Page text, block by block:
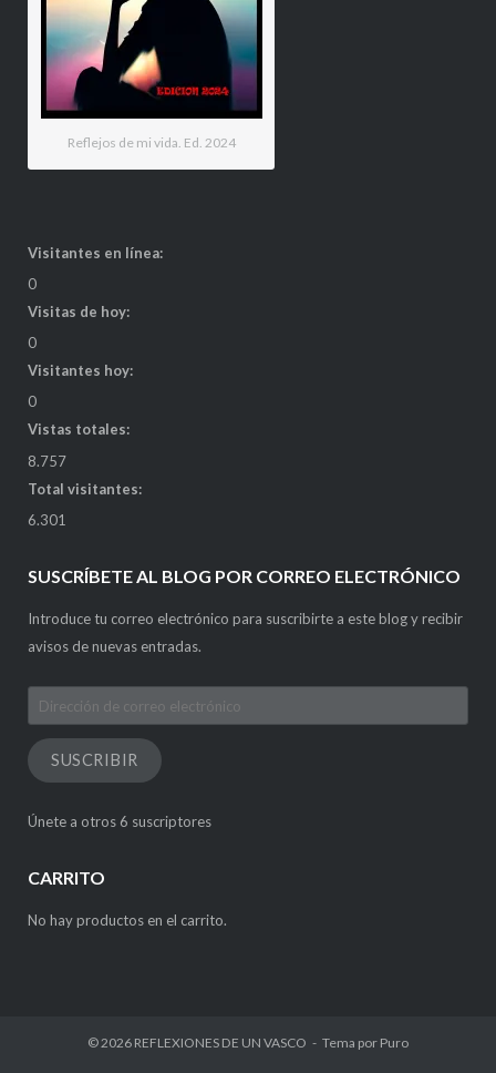
Reflejos de mi vida. Ed. 2024
Visitantes en línea:
0
Visitas de hoy:
0
Visitantes hoy:
0
Vistas totales:
8.757
Total visitantes:
6.301
SUSCRÍBETE AL BLOG POR CORREO ELECTRÓNICO
Introduce tu correo electrónico para suscribirte a este blog y recibir
avisos de nuevas entradas.
Dirección
de
correo
electrónico
SUSCRIBIR
Únete a otros 6 suscriptores
CARRITO
No hay productos en el carrito.
© 2026 REFLEXIONES DE UN VASCO Tema por Puro